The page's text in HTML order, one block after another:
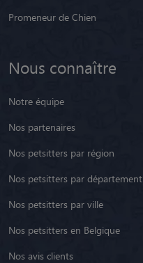
Promeneur de Chien
Nous connaître
Notre équipe
Nos partenaires
Nos petsitters par région
Nos petsitters par département
Nos petsitters par ville
Nos petsitters en Belgique
Nos avis clients